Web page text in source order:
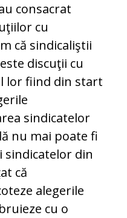
consacrat
cu
că sindicaliştii
discuţii cu
lor fiind din start
sindicatelor
nu mai poate fi
sindicatelor din
că
alegerile
cu o